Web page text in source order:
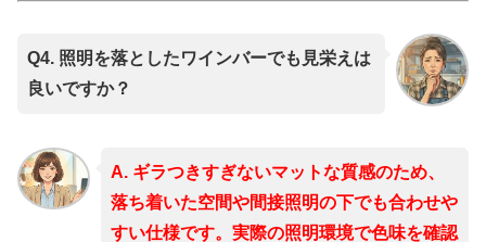
Q4. 照明を落としたワインバーでも見栄えは
良いですか？
A. ギラつきすぎないマットな質感のため、
落ち着いた空間や間接照明の下でも合わせや
すい仕様です。実際の照明環境で色味を確認